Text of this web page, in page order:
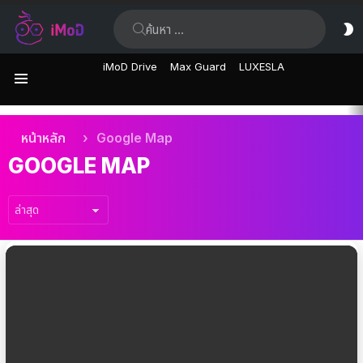
iMoD Drive Max Guard LUXESLA
เรื่อง
ล่าสุด
คุณอยู่ที่นี่:
หน้าหลัก Google Map
GOOGLE MAP
เรื่อง